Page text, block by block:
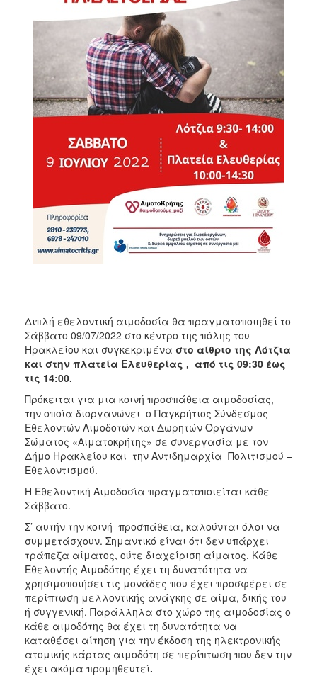
ΠΟΛΙΤΙΣΜΟΣ
Διπλή εθελοντική αιμοδοσία θα πραγματοποιηθεί το
Σάββατο 09/07/2022 στο κέντρο της πόλης του
Ηρακλείου και συγκεκριμένα στο αίθριο της Λότζια
και στην πλατεία Ελευθερίας , από τις 09:30 έως
τις 14:00.
Πρόκειται για μια κοινή προσπάθεια αιμοδοσίας,
την οποία διοργανώνει ο Παγκρήτιος Σύνδεσμος
Εθελοντών Αιμοδοτών και Δωρητών Οργάνων
Σώματος «Αιματοκρήτης» σε συνεργασία με τον
Δήμο Ηρακλείου και την Αντιδημαρχία Πολιτισμού –
Εθελοντισμού.
Η Εθελοντική Αιμοδοσία πραγματοποιείται κάθε
Σάββατο.
Σ’ αυτήν την κοινή προσπάθεια, καλούνται όλοι να
συμμετάσχουν. Σημαντικό είναι ότι δεν υπάρχει
τράπεζα αίματος, ούτε διαχείριση αίματος. Κάθε
Εθελοντής Αιμοδότης έχει τη δυνατότητα να
χρησιμοποιήσει τις μονάδες που έχει προσφέρει σε
περίπτωση μελλοντικής ανάγκης σε αίμα, δικής του
ή συγγενική. Παράλληλα στο χώρο της αιμοδοσίας ο
κάθε αιμοδότης θα έχει τη δυνατότητα να
καταθέσει αίτηση για την έκδοση της ηλεκτρονικής
ατομικής κάρτας αιμοδότη σε περίπτωση που δεν την
έχει ακόμα προμηθευτεί.